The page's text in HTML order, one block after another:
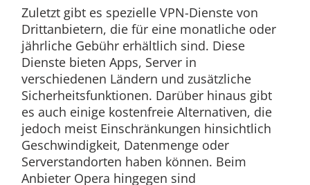
Zuletzt gibt es spezielle VPN-Dienste von
Drittanbietern, die für eine monatliche oder
jährliche Gebühr erhältlich sind. Diese
Dienste bieten Apps, Server in
verschiedenen Ländern und zusätzliche
Sicherheitsfunktionen. Darüber hinaus gibt
es auch einige kostenfreie Alternativen, die
jedoch meist Einschränkungen hinsichtlich
Geschwindigkeit, Datenmenge oder
Serverstandorten haben können. Beim
Anbieter Opera hingegen sind